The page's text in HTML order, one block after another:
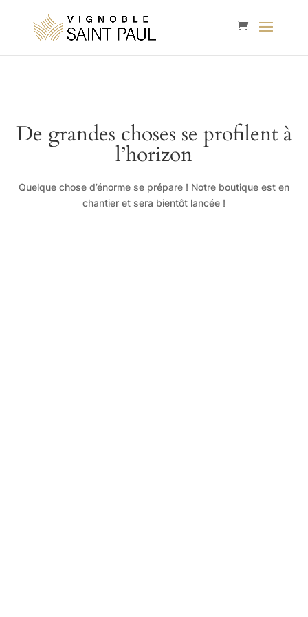
De grandes choses se profilent à
l’horizon
Quelque chose d’énorme se prépare ! Notre boutique est en
chantier et sera bientôt lancée !